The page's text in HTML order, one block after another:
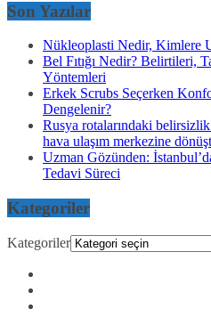
Son Yazılar
Nükleoplasti Nedir, Kimlere
Bel Fıtığı Nedir? Belirtileri,
Yöntemleri
Erkek Scrubs Seçerken
Dengelenir?
Rusya rotalarındaki
hava ulaşım merkezine
Uzman Gözünden:
Tedavi Süreci
Kategoriler
Kategoriler